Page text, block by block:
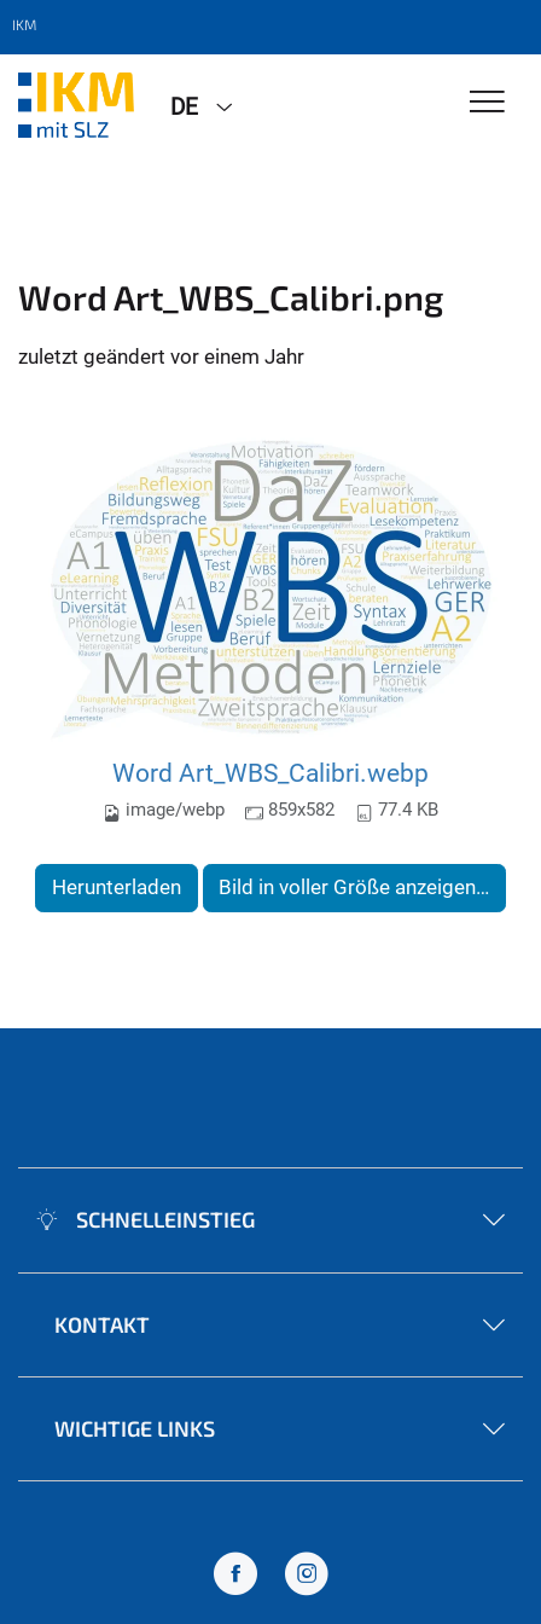
IKM
DE
Word Art_WBS_Calibri.png
zuletzt geändert vor einem Jahr
Word Art_WBS_Calibri.webp
image/webp 859x582 77.4 KB
Herunterladen Bild in voller Größe anzeigen…
SCHNELLEINSTIEG
KONTAKT
WICHTIGE LINKS